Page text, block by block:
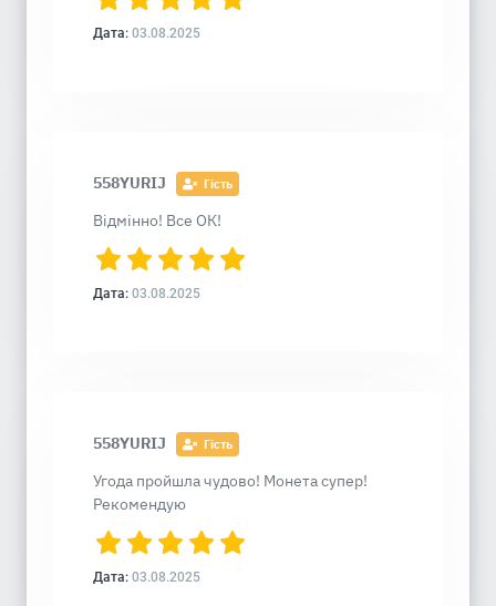
Дата: 03.08.2025
558YURIJ Гість
Відмінно! Все ОК!
Дата: 03.08.2025
558YURIJ Гість
Угода пройшла чудово! Монета супер!
Рекомендую
Дата: 03.08.2025